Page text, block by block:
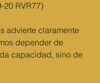
20 RVR77)
advierte claramente
depender de
capacidad, sino de